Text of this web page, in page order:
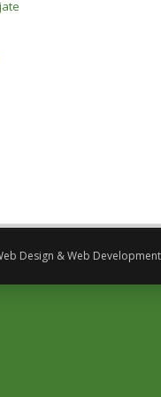
Design & Web